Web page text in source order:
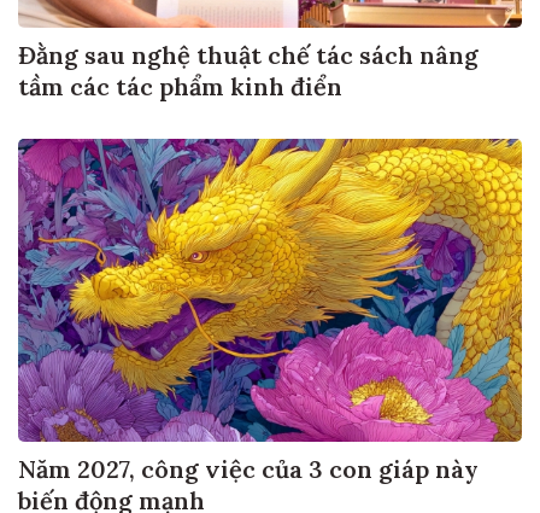
Đằng sau nghệ thuật chế tác sách nâng
tầm các tác phẩm kinh điển
Năm 2027, công việc của 3 con giáp này
biến động mạnh